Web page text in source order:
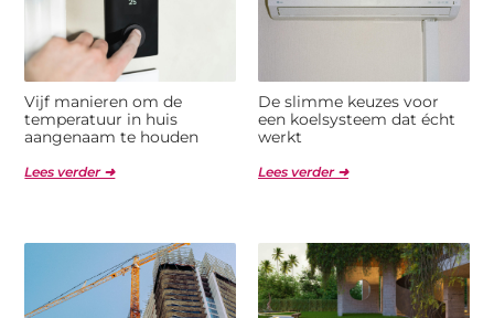
Vijf manieren om de
temperatuur in huis
aangenaam te houden
Lees verder ➜
De slimme keuzes voor
een koelsysteem dat écht
werkt
Lees verder ➜